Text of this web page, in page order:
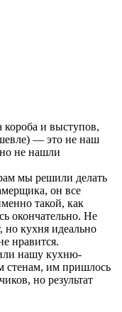
короба и выступов,
— это не наш
не нашли
мы решили делать
он все
такой, как
окончательно. Не
но кухня идеально
нравится.
нашу кухню-
стенам, им пришлось
но результат